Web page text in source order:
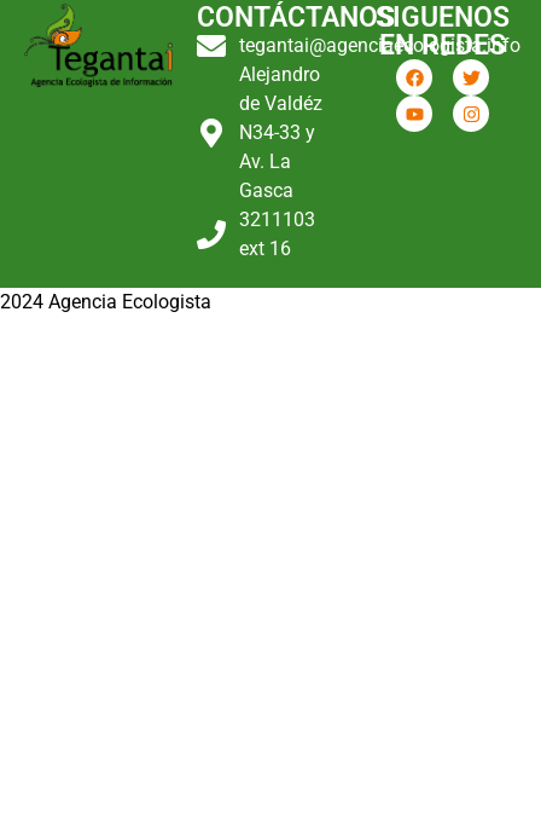
CONTÁCTANOS
tegantai@agenciaecologista.info
Alejandro
de Valdéz
N34-33 y
Av. La
Gasca
3211103
ext 16
SIGUENOS
EN REDES
2024 Agencia Ecologista